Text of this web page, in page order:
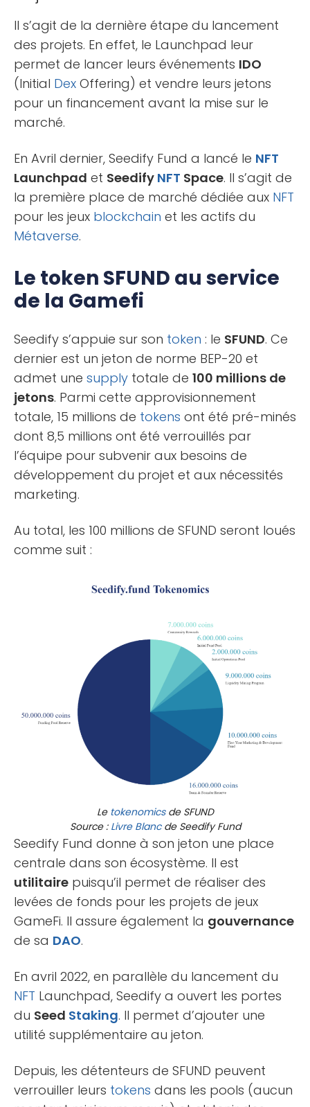
Il s’agit de la dernière étape du lancement
des projets. En effet, le Launchpad leur
permet de lancer leurs événements IDO
(Initial Dex Offering) et vendre leurs jetons
pour un financement avant la mise sur le
marché.
En Avril dernier, Seedify Fund a lancé le NFT
Launchpad et Seedify NFT Space. Il s’agit de
la première place de marché dédiée aux NFT
pour les jeux blockchain et les actifs du
Métaverse.
Le token SFUND au service
de la Gamefi
Seedify s’appuie sur son token : le SFUND. Ce
dernier est un jeton de norme BEP-20 et
admet une supply totale de 100 millions de
jetons. Parmi cette approvisionnement
totale, 15 millions de tokens ont été pré-minés
dont 8,5 millions ont été verrouillés par
l’équipe pour subvenir aux besoins de
développement du projet et aux nécessités
marketing.
Au total, les 100 millions de SFUND seront loués
comme suit :
Le tokenomicsde SFUND
Source : Livre Blancde Seedify Fund
Seedify Fund donne à son jeton une place
centrale dans son écosystème. Il est
utilitaire puisqu’il permet de réaliser des
levées de fonds pour les projets de jeux
GameFi. Il assure également la gouvernance
de sa DAO.
En avril 2022, en parallèle du lancement du
NFT Launchpad, Seedify a ouvert les portes
du Seed Staking. Il permet d’ajouter une
utilité supplémentaire au jeton.
Depuis, les détenteurs de SFUND peuvent
verrouiller leurs tokens dans les pools (aucun